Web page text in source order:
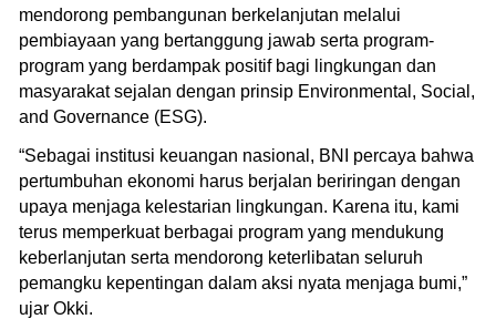
mendorong pembangunan berkelanjutan melalui
pembiayaan yang bertanggung jawab serta program-
program yang berdampak positif bagi lingkungan dan
masyarakat sejalan dengan prinsip Environmental, Social,
and Governance (ESG).
“Sebagai institusi keuangan nasional, BNI percaya bahwa
pertumbuhan ekonomi harus berjalan beriringan dengan
upaya menjaga kelestarian lingkungan. Karena itu, kami
terus memperkuat berbagai program yang mendukung
keberlanjutan serta mendorong keterlibatan seluruh
pemangku kepentingan dalam aksi nyata menjaga bumi,”
ujar Okki.